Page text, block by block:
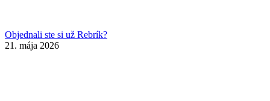
Objednali ste si už Rebrík?
21. mája 2026